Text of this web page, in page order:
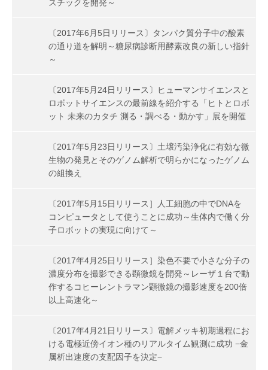
スチックを開発～
〔2017年6月5日リリース〕タンパク質分子中の酸素
の通り道を解明～糖尿病診断用酵素改良の新しい指針
～
〔2017年5月24日リリース〕ヒューマンサイエンスと
ロボットサイエンスの最前線を紹介する「ヒトとロボ
ット 未来のカタチ 測る・調べる・動かす」展を開催
〔2017年5月23日リリース〕土壌汚染浄化に有効な微
生物の発見とそのゲノム解析で明らかになったゲノム
の組換え
〔2017年5月15日リリース］人工細胞の中でDNAを
コンピュータとして使うことに成功～生体内で働く分
子ロボットの実現に向けて～
〔2017年4月25日リリース］染色不要で小さな分子の
濃度分布を撮影できる顕微鏡を開発～レーザ１台で動
作するコヒーレントラマン顕微鏡の撮影速度を200倍
以上高速化～
〔2017年4月21日リリース〕電解メッキ初期過程にお
ける電極近傍イオン種のリアルタイム観測に成功 −金
属析出速度の支配因子を決定−